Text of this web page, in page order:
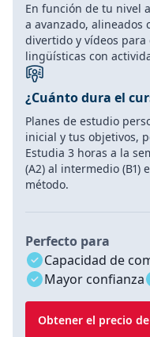
En función de tu nivel
a avanzado, alineados
divertido y vídeos
lingüísticas con
¿Cuánto dura el
Planes de estudio
inicial y tus objetivos,
Estudia 3 horas a la
(A2) al intermedio (B1)
método.
Perfecto para
Capacidad de
Mayor confianza
Obtener el precio